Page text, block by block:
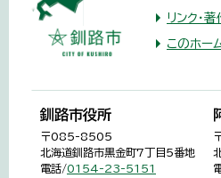
リンク・
このホー
釧路市役所
〒085-8505
北海道釧路市黒金町7丁目5番地
電話/0154-23-5151